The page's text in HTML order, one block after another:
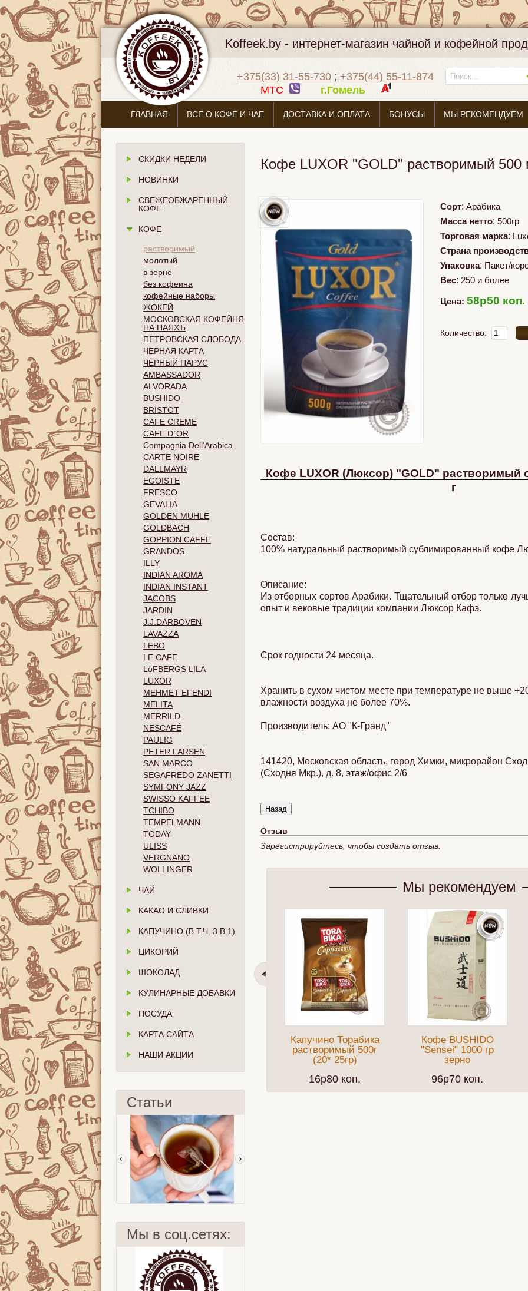
Koffeek.by - интернет-магазин чайной и кофейной
+375(33) 31-55-730 ; +375(44) 55-11-874
МТС
г.Гомель
ГЛАВНАЯ ВСЕ О КОФЕ И ЧАЕ ДОСТАВКА И ОПЛАТА БОНУСЫ МЫ РЕКОМЕНДУЕМ
СКИДКИ НЕДЕЛИ
НОВИНКИ
СВЕЖЕОБЖАРЕННЫЙ
КОФЕ
КОФЕ
растворимый
молотый
в зерне
без кофеина
кофейные наборы
ЖОКЕЙ
МОСКОВСКАЯ КОФЕЙНЯ
НА ПАЯХЪ
ПЕТРОВСКАЯ СЛОБОДА
ЧЕРНАЯ КАРТА
ЧЁРНЫЙ ПАРУС
AMBASSADOR
ALVORADA
BUSHIDO
BRISTOT
CAFE CREME
CAFE D`OR
Compagnia Dell'Arabica
CARTE NOIRE
DALLMAYR
EGOISTE
FRESCO
GEVALIA
GOLDEN MUHLE
GOLDBACH
GOPPION CAFFE
GRANDOS
ILLY
INDIAN AROMA
INDIAN INSTANT
JACOBS
JARDIN
J.J.DARBOVEN
LAVAZZA
LEBO
LE CAFE
LöFBERGS LILA
LUXOR
MEHMET EFENDI
MELITA
MERRILD
NESCAFÉ
PAULIG
PETER LARSEN
SAN MARCO
SEGAFREDO ZANETTI
SYMFONY JAZZ
SWISSO KAFFEE
TCHIBO
TEMPELMANN
TODAY
ULISS
VERGNANO
WOLLINGER
ЧАЙ
КАКАО И СЛИВКИ
КАПУЧИНО (В Т.Ч. 3 В 1)
ЦИКОРИЙ
ШОКОЛАД
КУЛИНАРНЫЕ ДОБАВКИ
ПОСУДА
КАРТА САЙТА
НАШИ АКЦИИ
Статьи
Лист или пакет?
Мы в соц.сетях:
Кофе LUXOR "GOLD" растворимый 500
Сорт: Арабика
Масса нетто: 500гр
Торговая марка:
Страна
Упаковка: Пакет/
Вес: 250 и более
Цена: 58p50 коп.
Количество:
Кофе LUXOR (Люксор) "GOLD" растворимый
г
Состав:
100% натуральный растворимый сублимированный кофе
Описание:
Из отборных сортов Арабики. Тщательный отбор только
опыт и вековые традиции компании Люксор Кафэ.
Срок годности 24 месяца.
Хранить в сухом чистом месте при температуре не выше
влажности воздуха не более 70%.
Производитель: АО "К-Гранд"
141420, Московская область, город Химки, микрорайон
(Сходня Мкр.), д. 8, этаж/офис 2/6
Отзыв
Зарегистрируйтесь, чтобы создать отзыв.
Мы рекомендуем
Капучино Торабика
растворимый 500г
(20* 25гр)
16p80 коп.
Кофе BUSHIDO
"Sensei" 1000 гр
зерно
96p70 коп.